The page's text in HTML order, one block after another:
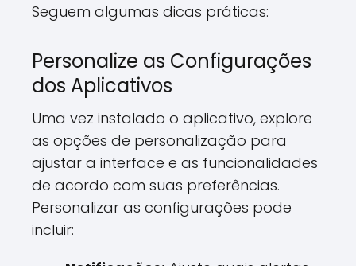
Seguem algumas dicas práticas:
Personalize as Configurações
dos Aplicativos
Uma vez instalado o aplicativo, explore
as opções de personalização para
ajustar a interface e as funcionalidades
de acordo com suas preferências.
Personalizar as configurações pode
incluir: